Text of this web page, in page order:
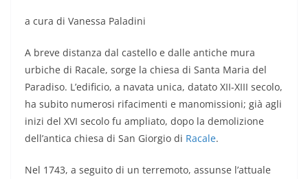
a cura di Vanessa Paladini
A breve distanza dal castello e dalle antiche mura
urbiche di Racale, sorge la chiesa di Santa Maria del
Paradiso. L’edificio, a navata unica, datato XII-XIII secolo,
ha subito numerosi rifacimenti e manomissioni; già agli
inizi del XVI secolo fu ampliato, dopo la demolizione
dell’antica chiesa di San Giorgio di Racale.
Nel 1743, a seguito di un terremoto, assunse l’attuale